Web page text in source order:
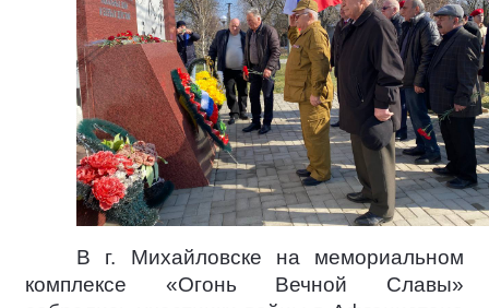
В г. Михайловске на мемориальном
комплексе «Огонь Вечной Славы»